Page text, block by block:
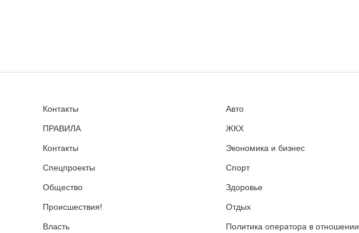
Контакты
ПРАВИЛА
Контакты
Спецпроекты
Общество
Происшествия!
Власть
Авто
ЖКХ
Экономика и бизнес
Спорт
Здоровье
Отдых
Политика оператора в отношении